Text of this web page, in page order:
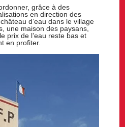
grâce à des
en direction des
d’eau dans le village
une maison des paysans,
prix de l’eau reste bas et
en profiter.